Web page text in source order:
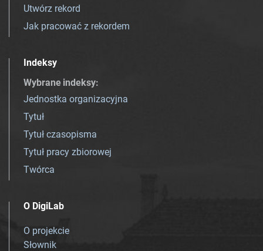
Utwórz rekord
Jak pracować z rekordem
Indeksy
Wybrane indeksy:
Jednostka organizacyjna
Tytuł
Tytuł czasopisma
Tytuł pracy zbiorowej
Twórca
O DigiLab
O projekcie
Słownik